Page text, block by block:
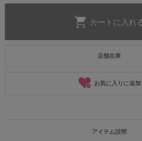
店舗在庫
お気に入りに追加
アイテム説明